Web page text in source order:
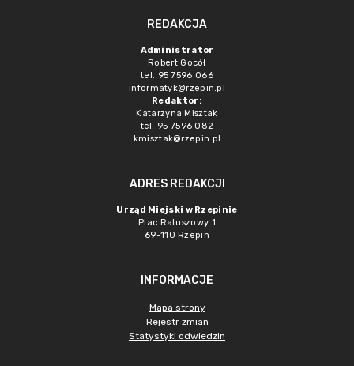
REDAKCJA
Administrator
Robert Gocół
tel. 95 7596 066
informatyk@rzepin.pl
Redaktor:
Katarzyna Misztak
tel. 95 7596 082
kmisztak@rzepin.pl
ADRES REDAKCJI
Urząd Miejski w Rzepinie
Plac Ratuszowy 1
69-110 Rzepin
INFORMACJE
Mapa strony
Rejestr zmian
Statystyki odwiedzin